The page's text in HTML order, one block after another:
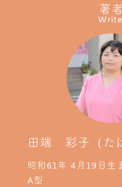
著者
田端 彩子（た
昭和61年 4月19日生
A型